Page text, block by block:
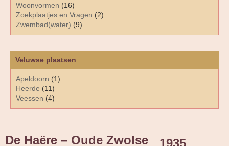
Woonvormen (16)
Zoekplaatjes en Vragen (2)
Zwembad(water) (9)
Veluwse plaatsen
Apeldoorn (1)
Heerde (11)
Veessen (4)
De Haëre – Oude Zwolse
1935